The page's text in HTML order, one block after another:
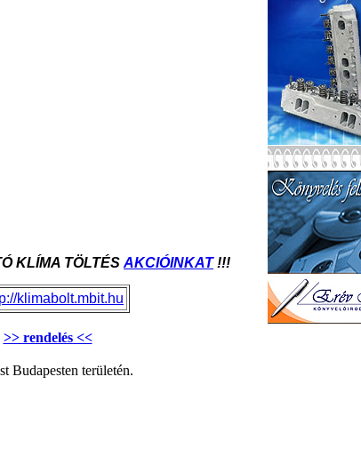
KLÍMA TÖLTÉS AKCIÓINKAT!!!
klimabolt.mbit.hu
>> rendelés <<
Budapesten területén.